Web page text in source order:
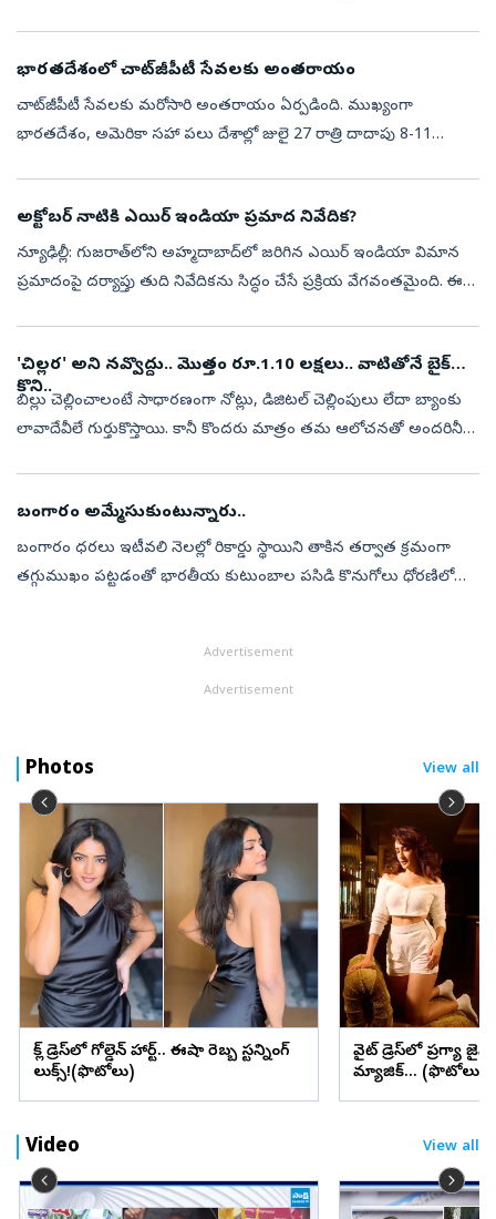
భారతదేశంలో చాట్‌జీపీటీ సేవలకు అంతరాయం
చాట్‌జీపీటీ సేవలకు మరోసారి అంతరాయం ఏర్పడింది. ముఖ్యంగా
భారతదేశం, అమెరికా సహా పలు దేశాల్లో జులై 27 రాత్రి దాదాపు 8-11
అక్టోబర్ నాటికి ఎయిర్ ఇండియా ప్రమాద నివేదిక?
న్యూఢిల్లీ: గుజరాత్‌లోని అహ్మదాబాద్‌లో జరిగిన ఎయిర్ ఇండియా విమాన
ప్రమాదంపై దర్యాప్తు తుది నివేదికను సిద్ధం చేసే ప్రక్రియ వేగవంతమైంది. ఈ
'చిల్లర' అని నవ్వొద్దు.. మొత్తం రూ.1.10 లక్షలు.. వాటితోనే బైక్‌
కొని..
బిల్లు చెల్లించాలంటే సాధారణంగా నోట్లు, డిజిటల్ చెల్లింపులు లేదా బ్యాంకు
లావాదేవీలే గుర్తుకొస్తాయి. కానీ కొందరు మాత్రం తమ ఆలోచనతో అందరినీ
బంగారం అమ్మేసుకుంటున్నారు..
బంగారం ధరలు ఇటీవలి నెలల్లో రికార్డు స్థాయిని తాకిన తర్వాత క్రమంగా
తగ్గుముఖం పట్టడంతో భారతీయ కుటుంబాల పసిడి కొనుగోలు ధోరణిలో
Advertisement
Advertisement
Photos View all
బ్లాక్ డ్రెస్‌లో గోల్డెన్ హార్ట్.. ఈషా రెబ్బ స్టన్నింగ్
లుక్స్!(ఫొటోలు)
వైట్ డ్రెస్‌లో ప్రగ్యా
మ్యాజిక్... (ఫొటోలు)
Video View all